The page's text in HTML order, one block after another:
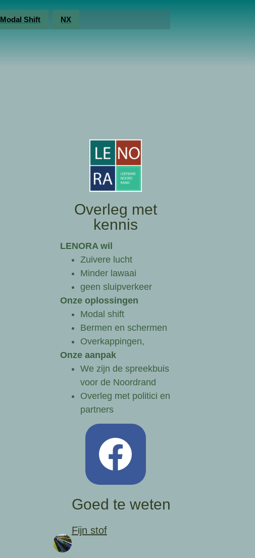
Modal Shift NX
Overleg met
kennis
LENORA wil
Zuivere lucht
Minder lawaai
geen sluipverkeer
Onze oplossingen
Modal shift
Bermen en schermen
Overkappingen,
Onze aanpak
We zijn de spreekbuis
voor de Noordrand
Overleg met politici en
partners
Goed te weten
Fijn stof